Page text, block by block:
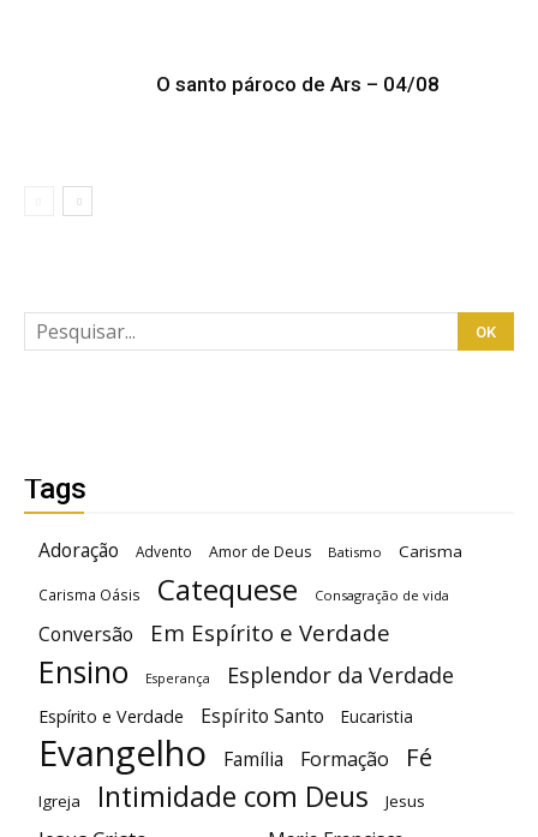
O santo pároco de Ars – 04/08
Tags
Adoração Advento Amor de Deus Batismo Carisma
Carisma Oásis Catequese Consagração de vida
Conversão Em Espírito e Verdade
Ensino Esperança Esplendor da Verdade
Espírito e Verdade Espírito Santo Eucaristia
Evangelho Família Formação Fé
Igreja Intimidade com Deus Jesus